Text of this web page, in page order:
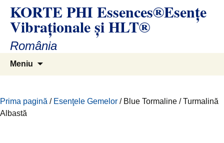
conținut
KORTE PHI Essences®Esenţe
Vibraţionale și HLT®
România
Meniu
Prima pagină / Esenţele Gemelor / Blue Tormaline / Turmalină
Albastă